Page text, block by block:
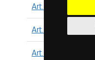
Art. 200
Art. 201
Art. 202